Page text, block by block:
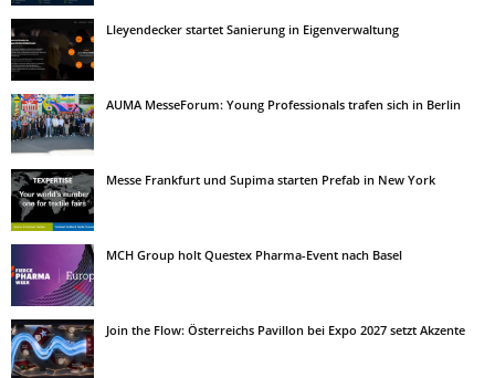
Lleyendecker startet Sanierung in Eigenverwaltung
AUMA MesseForum: Young Professionals trafen sich in Berlin
Messe Frankfurt und Supima starten Prefab in New York
MCH Group holt Questex Pharma-Event nach Basel
Join the Flow: Österreichs Pavillon bei Expo 2027 setzt Akzente